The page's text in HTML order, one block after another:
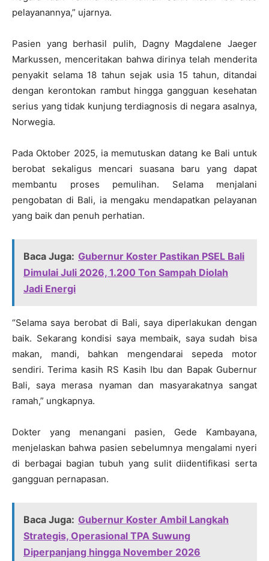
pelayanannya,” ujarnya.
Pasien yang berhasil pulih, Dagny Magdalene Jaeger
Markussen, menceritakan bahwa dirinya telah menderita
penyakit selama 18 tahun sejak usia 15 tahun, ditandai
dengan kerontokan rambut hingga gangguan kesehatan
serius yang tidak kunjung terdiagnosis di negara asalnya,
Norwegia.
Pada Oktober 2025, ia memutuskan datang ke Bali untuk
berobat sekaligus mencari suasana baru yang dapat
membantu proses pemulihan. Selama menjalani
pengobatan di Bali, ia mengaku mendapatkan pelayanan
yang baik dan penuh perhatian.
Baca Juga: Gubernur Koster Pastikan PSEL Bali
Dimulai Juli 2026, 1.200 Ton Sampah Diolah
Jadi Energi
“Selama saya berobat di Bali, saya diperlakukan dengan
baik. Sekarang kondisi saya membaik, saya sudah bisa
makan, mandi, bahkan mengendarai sepeda motor
sendiri. Terima kasih RS Kasih Ibu dan Bapak Gubernur
Bali, saya merasa nyaman dan masyarakatnya sangat
ramah,” ungkapnya.
Dokter yang menangani pasien, Gede Kambayana,
menjelaskan bahwa pasien sebelumnya mengalami nyeri
di berbagai bagian tubuh yang sulit diidentifikasi serta
gangguan pernapasan.
Baca Juga: Gubernur Koster Ambil Langkah
Strategis, Operasional TPA Suwung
Diperpanjang hingga November 2026